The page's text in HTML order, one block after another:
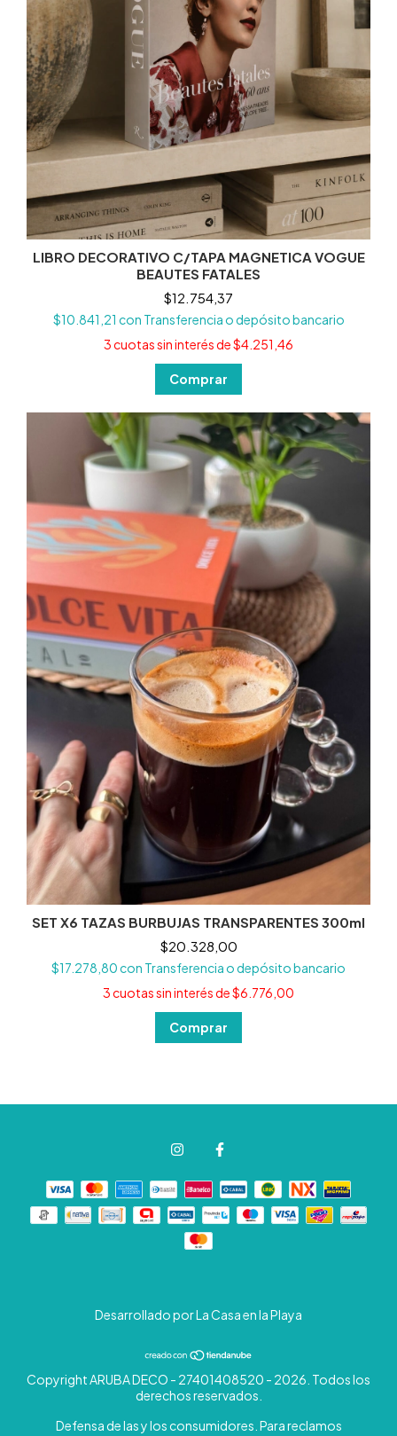
LIBRO DECORATIVO C/TAPA MAGNETICA VOGUE
BEAUTES FATALES
$12.754,37
$10.841,21 con Transferencia o depósito bancario
3cuotas sin interés de$4.251,46
SET X6 TAZAS BURBUJAS TRANSPARENTES 300ml
$20.328,00
$17.278,80con Transferencia o depósito bancario
3cuotas sin interés de$6.776,00
Desarrollado por La Casa en la Playa
Copyright ARUBA DECO - 27401408520 - 2026. Todos los
derechos reservados.
Defensa de las y los consumidores. Para reclamos